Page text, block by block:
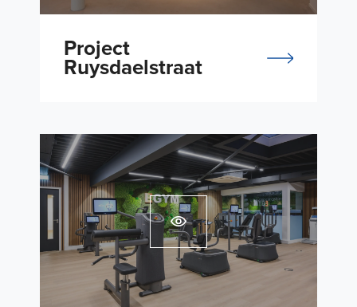
Project
Ruysdaelstraat